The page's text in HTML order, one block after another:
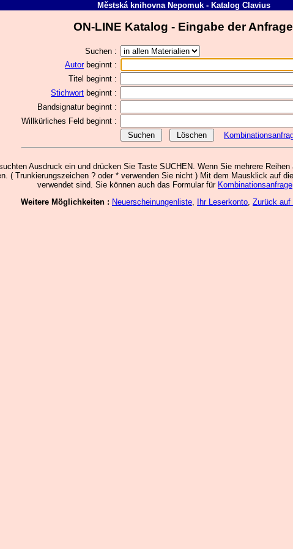
Městská knihovna Nepomuk- Katalog Clavius
ON-LINE Katalog - Eingabe der
Suchen :
Autor beginnt :
Titel beginnt :
Stichwort beginnt :
Bandsignatur beginnt :
Willkürliches Feld beginnt :
Ausdruck ein und drücken Sie Taste SUCHEN. Wenn Sie mehrere
( Trunkierungszeichen ? oder * verwenden Sie nicht ) Mit dem Mausklick auf
verwendet sind. Sie können auch das Formular für Kombinationsanfrage
Weitere Möglichkeiten : Neuerscheinungenliste, Ihr Leserkonto, Zurück auf